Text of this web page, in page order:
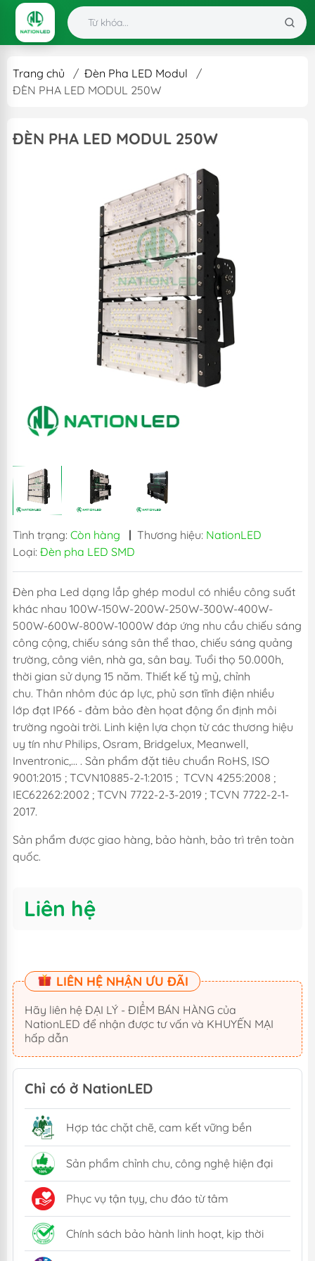
Trang chủ / Đèn Pha LED Modul
/
ĐÈN PHA LED MODUL 250W
ĐÈN PHA LED MODUL 250W
Tình trạng: Còn hàng | Thương hiệu: NationLED
Loại: Đèn pha LED SMD
Đèn pha Led dạng lắp ghép modul có nhiều công suất
khác nhau 100W-150W-200W-250W-300W-400W-
500W-600W-800W-1000W đáp ứng nhu cầu chiếu sáng
công cộng, chiếu sáng sân thể thao, chiếu sáng quảng
trường, công viên, nhà ga, sân bay. Tuổi thọ 50.000h,
thời gian sử dụng 15 năm. Thiết kế tỷ mỷ, chỉnh
chu. Thân nhôm đúc áp lực, phủ sơn tĩnh điện nhiều
lớp đạt IP66 - đảm bảo đèn họat động ổn định môi
trường ngoài trời. Linh kiện lựa chọn từ các thương hiệu
uy tín như Philips, Osram, Bridgelux, Meanwell,
Inventronic,… . Sản phẩm đặt tiêu chuẩn RoHS, ISO
9001:2015 ; TCVN10885-2-1:2015 ; TCVN 4255:2008 ;
IEC62262:2002 ; TCVN 7722-2-3-2019 ; TCVN 7722-2-1-
2017.
Sản phẩm được giao hàng, bảo hành, bảo trì trên toàn
quốc.
Liên hệ
LIÊN HỆ NHẬN ƯU ĐÃI
Hãy liên hệ ĐẠI LÝ - ĐIỂM BÁN HÀNG của
NationLED để nhận được tư vấn và KHUYẾN MẠI
hấp dẫn
Chỉ có ở NationLED
Hợp tác chặt chẽ, cam kết vững bền
Sản phẩm chỉnh chu, công nghệ hiện đại
Phục vụ tận tụy, chu đáo từ tâm
Chính sách bảo hành linh hoạt, kịp thời